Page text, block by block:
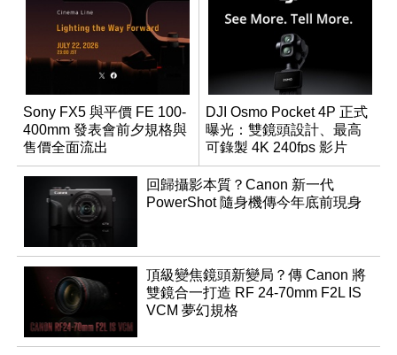
Sony FX5 與平價 FE 100-
400mm 發表會前夕規格與
售價全面流出
DJI Osmo Pocket 4P 正式
曝光：雙鏡頭設計、最高
可錄製 4K 240fps 影片
回歸攝影本質？Canon 新一代
PowerShot 隨身機傳今年底前現身
頂級變焦鏡頭新變局？傳 Canon 將
雙鏡合一打造 RF 24-70mm F2L IS
VCM 夢幻規格